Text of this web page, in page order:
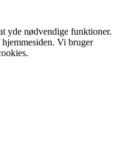
yde nødvendige funktioner.
Vi bruger